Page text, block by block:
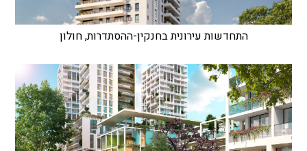
התחדשות עירונית בחנקין-ההסתדרות, חולון